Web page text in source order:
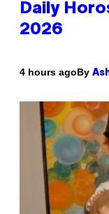
Daily
2026
4 hours agoBy